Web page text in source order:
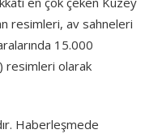
resimleri, av sahneleri
15.000
resimleri olarak
Haberleşmede